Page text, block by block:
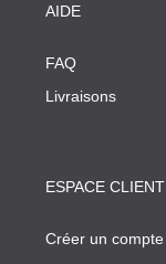
AIDE
FAQ
Livraisons
ESPACE CLIENT
Créer un compte